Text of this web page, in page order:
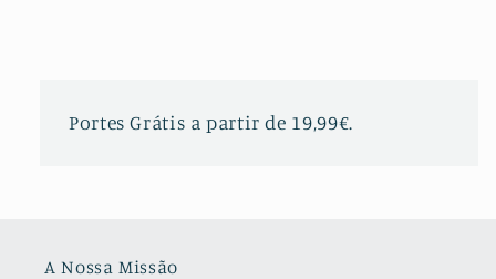
Portes Grátis a partir de 19,99€.
A Nossa Missão